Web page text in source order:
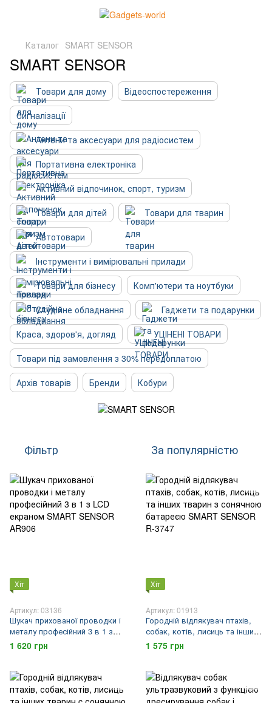
Каталог SMART SENSOR
SMART SENSOR
Товари для дому
Відеоспостереження
Сигналізації
Антени та аксесуари для радіосистем
Портативна електроніка
Активний відпочинок, спорт, туризм
Товари для дітей
Товари для тварин
Автотовари
Інструменти і вимірювальні прилади
Товари для бізнесу
Комп'ютери та ноутбуки
Студійне обладнання
Гаджети та подарунки
Краса, здоров'я, догляд
УЦІНЕНІ ТОВАРИ
Товари під замовлення з 30% передоплатою
Архів товарів
Бренди Кобури
Фільтр За популярністю
Хіт
Артикул: 03136
Шукач прихованої проводки і
металу професійний 3 в 1 з
LCD екраном SMART SENSOR
1 620 грн
Хіт
Артикул: 01913
Городній відлякувач птахів,
собак, котів, лисиць та інших
тварин з сонячною батареєю
SMART SENSOR R-3747
1 575 грн